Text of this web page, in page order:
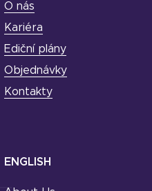
O nás
Kariéra
Ediční plány
Objednávky
Kontakty
ENGLISH